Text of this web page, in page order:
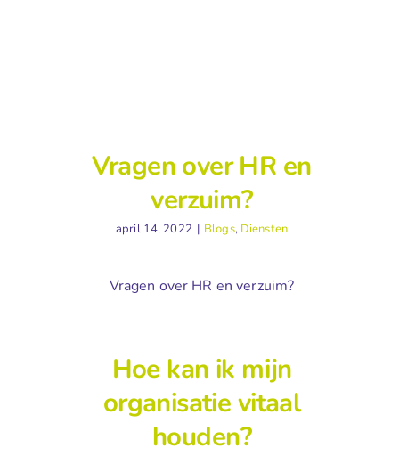
Vragen over HR en
verzuim?
april 14, 2022 | Blogs, Diensten
Vragen over HR en verzuim?
Hoe kan ik mijn
organisatie vitaal
houden?